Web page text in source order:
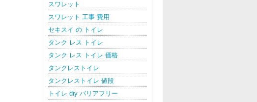
スワレット
スワレット 工事 費用
セキスイ の トイレ
タンク レス トイレ
タンク レス トイレ 価格
タンクレストイレ
タンクレストイレ 値段
トイレ diy バリアフリー